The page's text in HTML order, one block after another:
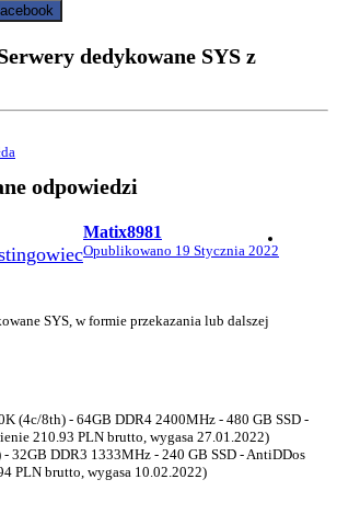
dedykowane SYS z
odpowiedzi
Matix8981
Opublikowano 19 Stycznia 2022
SYS, w formie przekazania lub dalszej
(4c/8th) - 64GB DDR4 2400MHz - 480 GB SSD -
210.93 PLN brutto, wygasa 27.01.2022)
32GB DDR3 1333MHz - 240 GB SSD - AntiDDos
PLN brutto, wygasa 10.02.2022)